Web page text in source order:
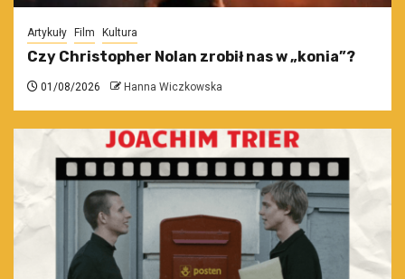
Artykuły Film Kultura
Czy Christopher Nolan zrobił nas w „konia”?
01/08/2026 Hanna Wiczkowska